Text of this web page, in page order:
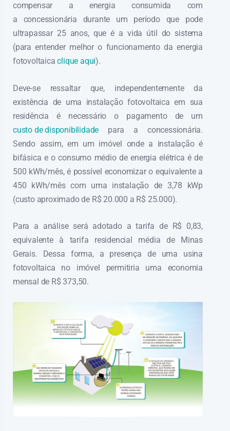
compensar a energia consumida com
a concessionária durante um período que pode
ultrapassar 25 anos, que é a vida útil do sistema
(para entender melhor o funcionamento da energia
fotovoltaicaclique aqui).
Deve-se ressaltar que, independentemente da
existência de uma instalação fotovoltaica em sua
residência é necessário o pagamento de um
custo de disponibilidade para a concessionária.
Sendo assim, em um imóvel onde a instalação é
bifásica e o consumo médio de energia elétrica é de
500 kWh/mês, é possível economizar o equivalente a
450 kWh/mês com uma instalação de 3,78 kWp
(custo aproximado de R$ 20.000 a R$ 25.000).
Para a análise será adotado a tarifa de R$ 0,83,
equivalente à tarifa residencial média de Minas
Gerais. Dessa forma, a presença de uma usina
fotovoltaica no imóvel permitiria uma economia
mensal de R$ 373,50.